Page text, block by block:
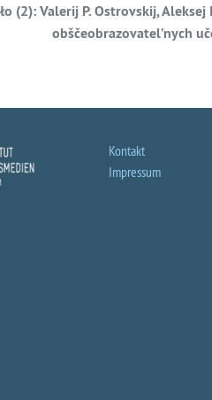
ło (2): Valerij P. Ostrovskij,
obščeobrazovatel’nych
Kontakt
Impressum